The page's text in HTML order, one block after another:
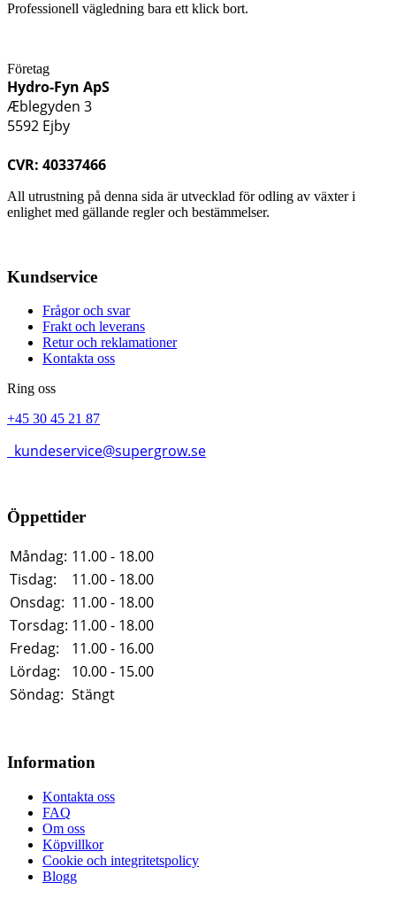
Professionell vägledning bara ett klick bort.
Företag
Hydro-Fyn ApS
Æblegyden 3
5592 Ejby
CVR: 40337466
All utrustning på denna sida är utvecklad för odling av växter i
enlighet med gällande regler och bestämmelser.
Kundservice
Frågor och svar
Frakt och leverans
Retur och reklamationer
Kontakta oss
Ring oss
+45 30 45 21 87
kundeservice@supergrow.se
Öppettider
Måndag: 11.00 - 18.00
Tisdag:
11.00 - 18.00
Onsdag: 11.00 - 18.00
Torsdag: 11.00 - 18.00
Fredag:
11.00 - 16.00
Lördag:
10.00 - 15.00
Söndag: Stängt
Information
Kontakta oss
FAQ
Om oss
Köpvillkor
Cookie och integritetspolicy
Blogg